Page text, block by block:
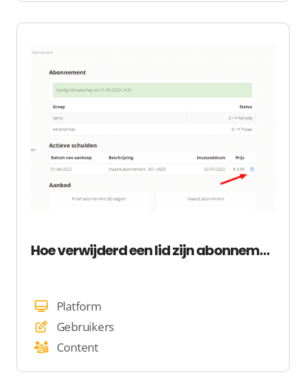
Hoe verwijderd een lid zijn abonnement
Platform
Gebruikers
Content